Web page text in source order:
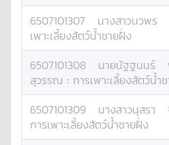
6507101307 นางสาวนวพร
เพาะเลี้ยงสัตว์น้ำชายฝั่ง
6507101308 นายนัฐฐนนร์
สุวรรณ : การเพาะเลี้ยงสัตว์น้ำ
6507101309 นางสาวนุสรา
การเพาะเลี้ยงสัตว์น้ำชายฝั่ง